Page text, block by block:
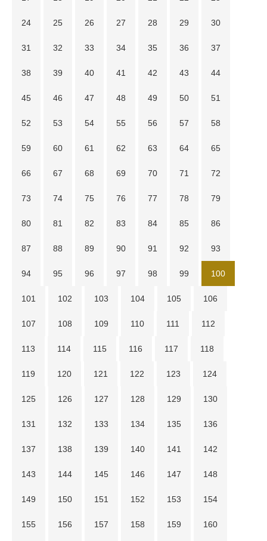
24 25 26 27 28 29 30
31 32 33 34 35 36 37
38 39 40 41 42 43 44
45 46 47 48 49 50 51
52 53 54 55 56 57 58
59 60 61 62 63 64 65
66 67 68 69 70 71 72
73 74 75 76 77 78 79
80 81 82 83 84 85 86
87 88 89 90 91 92 93
94 95 96 97 98 99 100
101 102 103 104 105 106
107 108 109 110 111 112
113 114 115 116 117 118
119 120 121 122 123 124
125 126 127 128 129 130
131 132 133 134 135 136
137 138 139 140 141 142
143 144 145 146 147 148
149 150 151 152 153 154
155 156 157 158 159 160